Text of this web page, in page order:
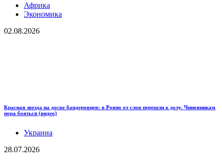
Африка
Экономика
02.08.2026
Красная звезда на доске бандеровцев: в Ровно от слов перешли к делу. Чиновникам
пора бояться (видео)
Украина
28.07.2026